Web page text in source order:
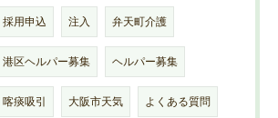
採用申込 注入 弁天町介護
港区ヘルパー募集 ヘルパー募集
喀痰吸引 大阪市天気 よくある質問